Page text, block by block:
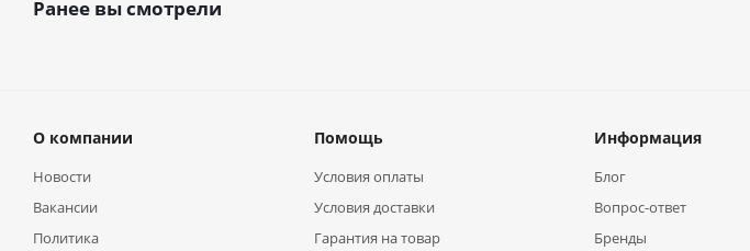
Ранее вы смотрели
О компании
Новости
Вакансии
Политика
Помощь
Условия оплаты
Условия доставки
Гарантия на товар
Информация
Блог
Вопрос-ответ
Бренды